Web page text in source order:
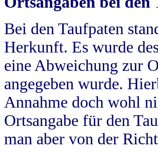
Bei den Taufpaten
Herkunft. Es wurde
eine Abweichung zur
angegeben wurde.
Annahme doch wohl
Ortsangabe für den
man aber von der